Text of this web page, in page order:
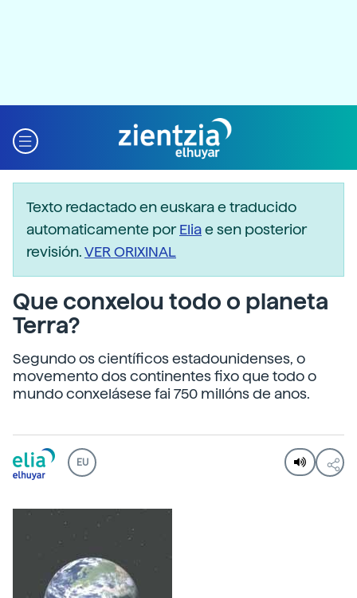
Texto redactado en euskara e traducido
automaticamente porEliae sen posterior
revisión.VER ORIXINAL
Que conxelou todo o planeta
Terra?
Segundo os científicos estadounidenses, o
movemento dos continentes fixo que todo o
mundo conxelásese fai 750 millóns de anos.
EU